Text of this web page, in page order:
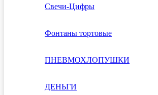
Свечи-Цифры
Фонтаны тортовые
ПНЕВМОХЛОПУШКИ
ДЕНЬГИ